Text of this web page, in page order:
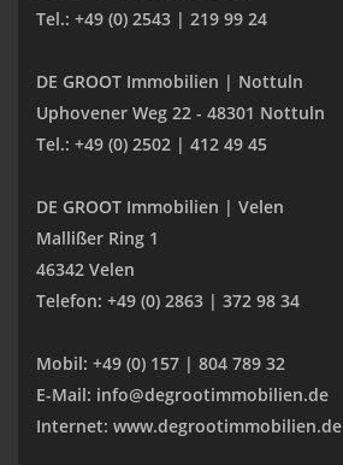
Tel.: +49 (0) 2543 | 219 99 24
DE GROOT Immobilien | Nottuln
Uphovener Weg 22 - 48301 Nottuln
Tel.: +49 (0) 2502 | 412 49 45
DE GROOT Immobilien | Velen
Mallißer Ring 1
46342 Velen
Telefon: +49 (0) 2863 | 372 98 34
Mobil: +49 (0) 157 | 804 789 32
E-Mail: info@degrootimmobilien.de
Internet: www.degrootimmobilien.de